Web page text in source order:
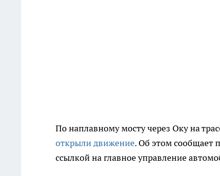
По наплавному мосту через Оку на
открыли движение. Об этом сообщает
ссылкой на главное управление